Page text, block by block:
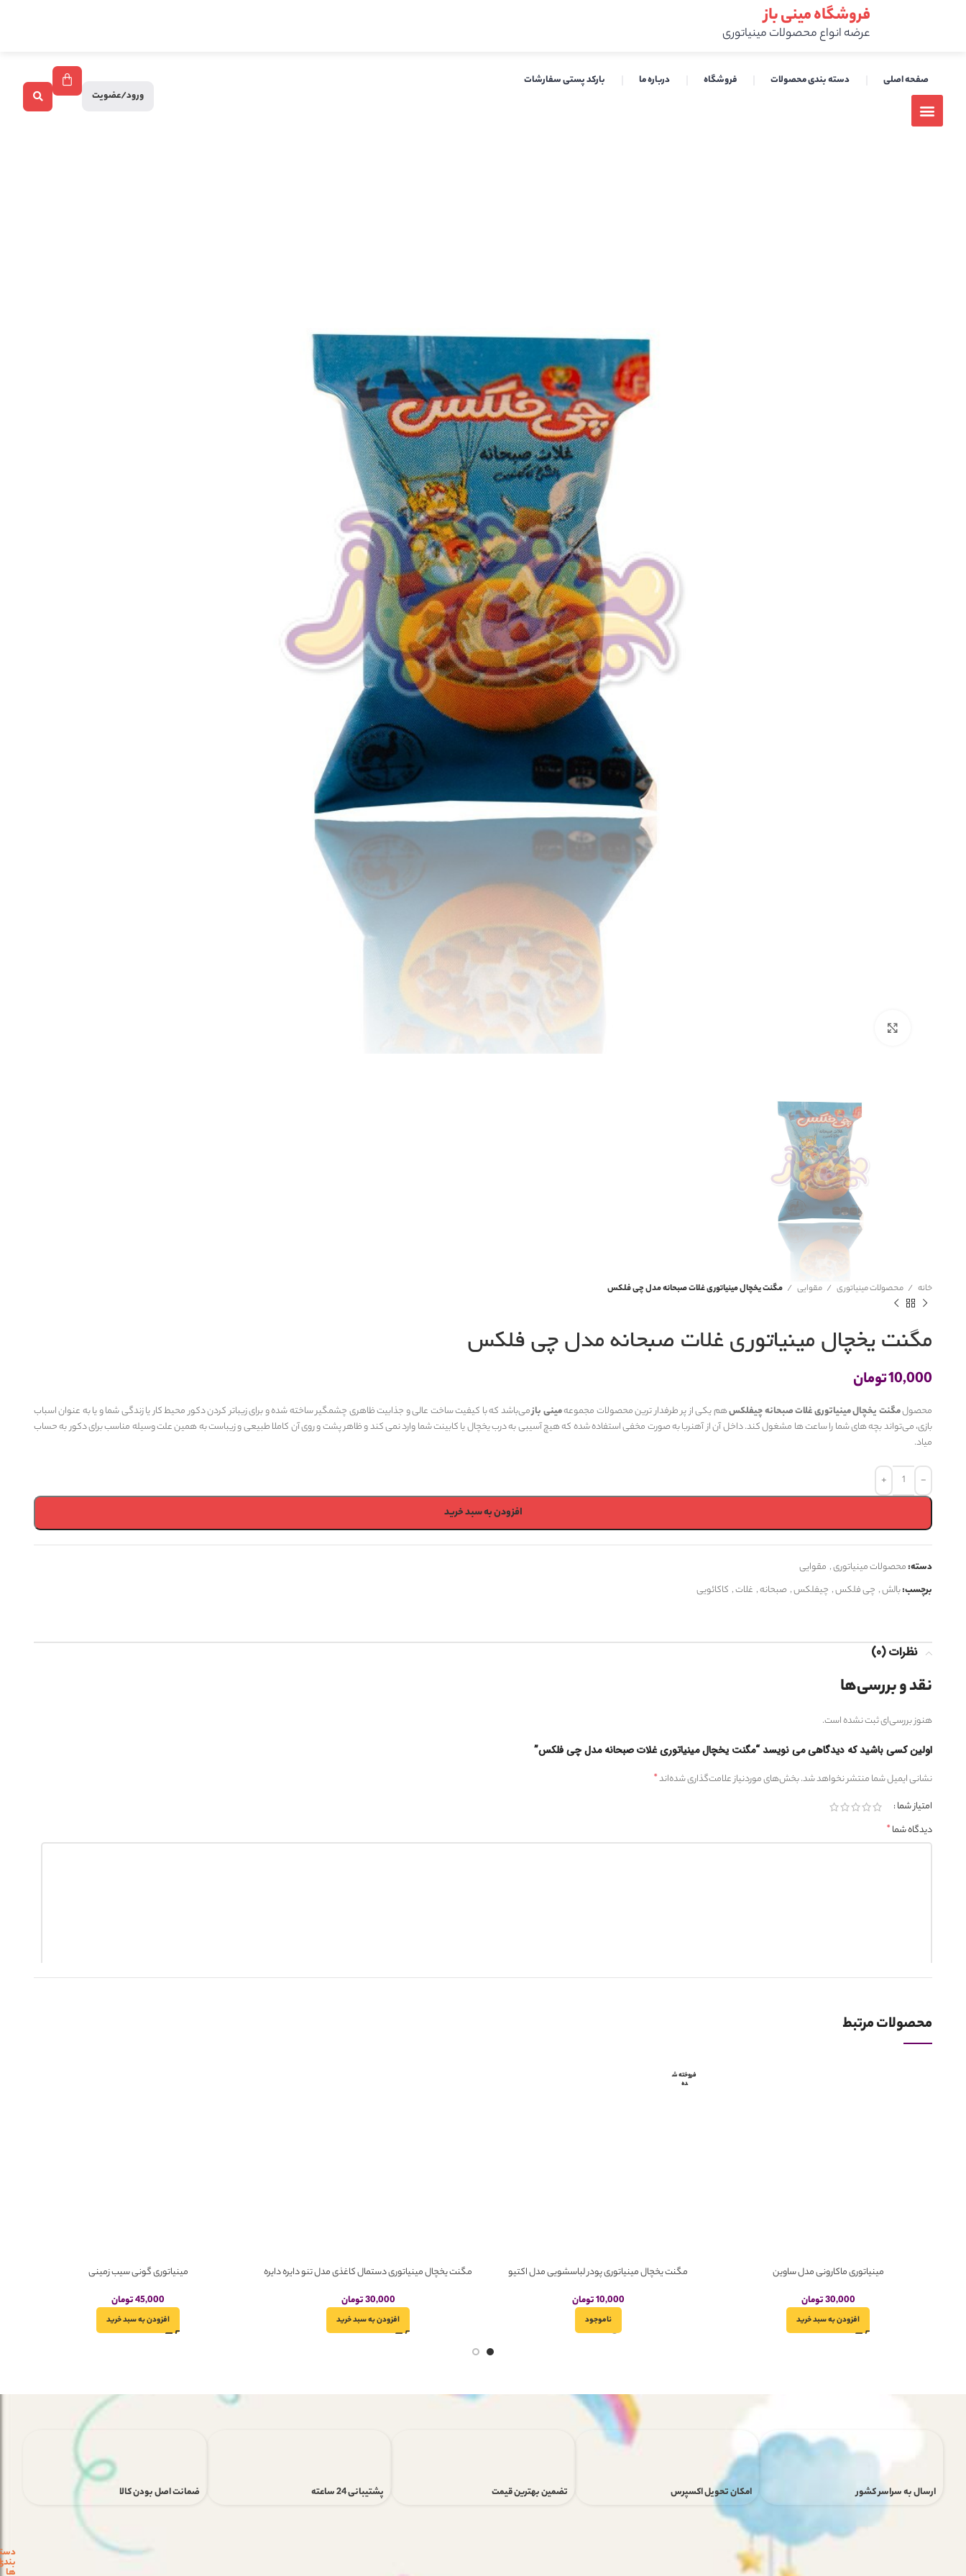
فروشگاه مینی باز
عرضه انواع محصولات مینیاتوری
صفحه اصلی دسته بندی محصولات فروشگاه درباره ما
بارکد پستی سفارشات
ورود/عضویت
خانه محصولات مینیاتوری مقوایی مگنت یخچال مینیاتوری غلات صبحانه مدل چی فلکس
مگنت یخچال مینیاتوری غلات صبحانه مدل چی فلکس
10,000تومان
محصولمگنت یخچال مینیاتوری غلات صبحانه چیفلکسهم یکی از پر طرفدار ترین محصولات مجموعهمینی بازمی‌باشد که با کیفیت ساخت عالی و جذابیت ظاهری چشمگیر ساخته شده و برای زیباتر کردن دکور محیط کار یا زندگی شما و یا به عنوان اسباب
بازی، می‌تواند بچه های شما را ساعت ها مشغول کند. داخل آن از آهنربا به صورت مخفی استفاده شده که هیچ آسیبی به درب یخچال یا کابینت شما وارد نمی کند و ظاهر پشت و روی آن کاملا طبیعی و زیباست به همین علت وسیله مناسب برای دکور به حساب
میاد.
افزودن به سبد خرید
دسته:محصولات مینیاتوری, مقوایی
برچسب:بالش, چی فلکس, چیفلکس, صبحانه, غلات, کاکائویی
نظرات (0)
نقد و بررسی‌ها
هنوز بررسی‌ای ثبت نشده است.
اولین کسی باشید که دیدگاهی می نویسد “مگنت یخچال مینیاتوری غلات صبحانه مدل چی فلکس”
نشانی ایمیل شما منتشر نخواهد شد.بخش‌های موردنیاز علامت‌گذاری شده‌اند*
امتیاز شما
دیدگاه شما*
محصولات مرتبط
مینیاتوری ماکارونی مدل ساوین
30,000تومان
افزودن به سبد خرید
فروخته ش
ده
مگنت یخچال مینیاتوری پودر لباسشویی مدل اکتیو
10,000تومان
ناموجود
مگنت یخچال مینیاتوری دستمال کاغذی مدل تنو دایره دایره
30,000تومان
افزودن به سبد خرید
مینیاتوری گونی سیب زمینی
45,000تومان
افزودن به سبد خرید
ارسال به سراسر کشور امکان تحویل اکسپرس تضمین بهترین قیمت پشتیبانی 24 ساعته ضمانت اصل بودن کالا
ها